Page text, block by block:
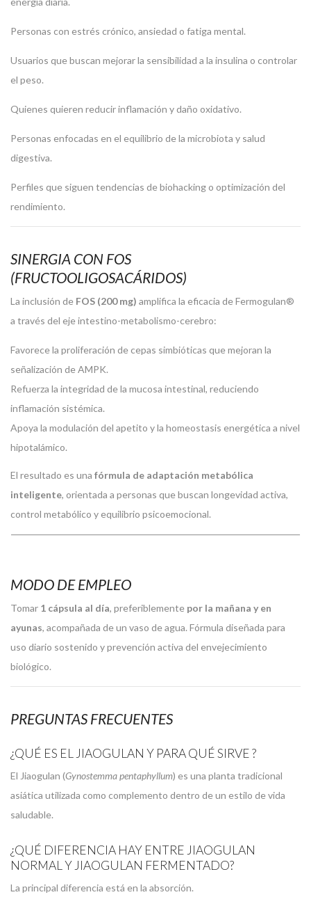
Personas con estrés crónico, ansiedad o fatiga mental.
Usuarios que buscan mejorar la sensibilidad a la insulina o controlar
el peso.
Quienes quieren reducir inflamación y daño oxidativo.
Personas enfocadas en el equilibrio de la microbiota y salud
digestiva.
Perfiles que siguen tendencias de biohacking o optimización del
rendimiento.
SINERGIA CON FOS
(FRUCTOOLIGOSACÁRIDOS)
La inclusión de FOS (200 mg) amplifica la eficacia de Fermogulan®
a través del eje intestino-metabolismo-cerebro:
Favorece la proliferación de cepas simbióticas que mejoran la
señalización de AMPK.
Refuerza la integridad de la mucosa intestinal, reduciendo
inflamación sistémica.
Apoya la modulación del apetito y la homeostasis energética a nivel
hipotalámico.
El resultado es una fórmula de adaptación metabólica
inteligente, orientada a personas que buscan longevidad activa,
control metabólico y equilibrio psicoemocional.
MODO DE EMPLEO
Tomar 1 cápsula al día, preferiblemente por la mañana y en
ayunas, acompañada de un vaso de agua. Fórmula diseñada para
uso diario sostenido y prevención activa del envejecimiento
biológico.
PREGUNTAS FRECUENTES
¿QUÉ ES EL JIAOGULAN Y PARA QUÉ SIRVE ?
El Jiaogulan (Gynostemma pentaphyllum) es una planta tradicional
asiática utilizada como complemento dentro de un estilo de vida
saludable.
¿QUÉ DIFERENCIA HAY ENTRE JIAOGULAN
NORMAL Y JIAOGULAN FERMENTADO?
La principal diferencia está en la absorción.